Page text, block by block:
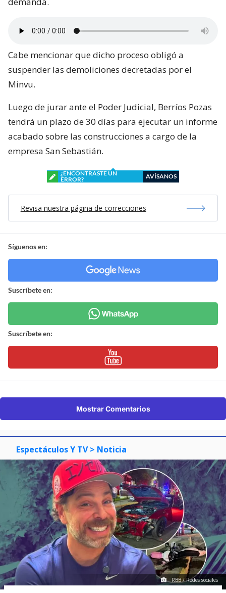
Cabe mencionar que dicho proceso obligó a
suspender las demoliciones decretadas por el
Minvu.
Luego de jurar ante el Poder Judicial, Berríos Pozas
tendrá un plazo de 30 días para ejecutar un informe
acabado sobre las construcciones a cargo de la
empresa San Sebastián.
¿ENCONTRASTE UN
ERROR?
AVÍSANOS
Revisa nuestra página de correcciones
Síguenos en:
Suscríbete en:
Suscríbete en:
Mostrar Comentarios
Espectáculos Y TV > Noticia
RBB / Redes sociales